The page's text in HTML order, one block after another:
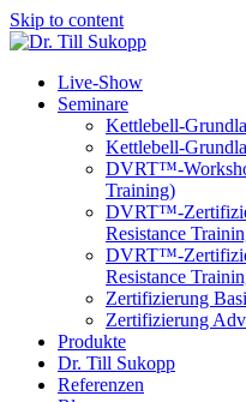
Skip to content
Live-Show
Seminare
Kettlebell-
Kettlebell-
DVRT™-
Training)
DVRT™-
Resistance
DVRT™-
Resistance
Zertifizierung
Zertifizierung
Produkte
Dr. Till Sukopp
Referenzen